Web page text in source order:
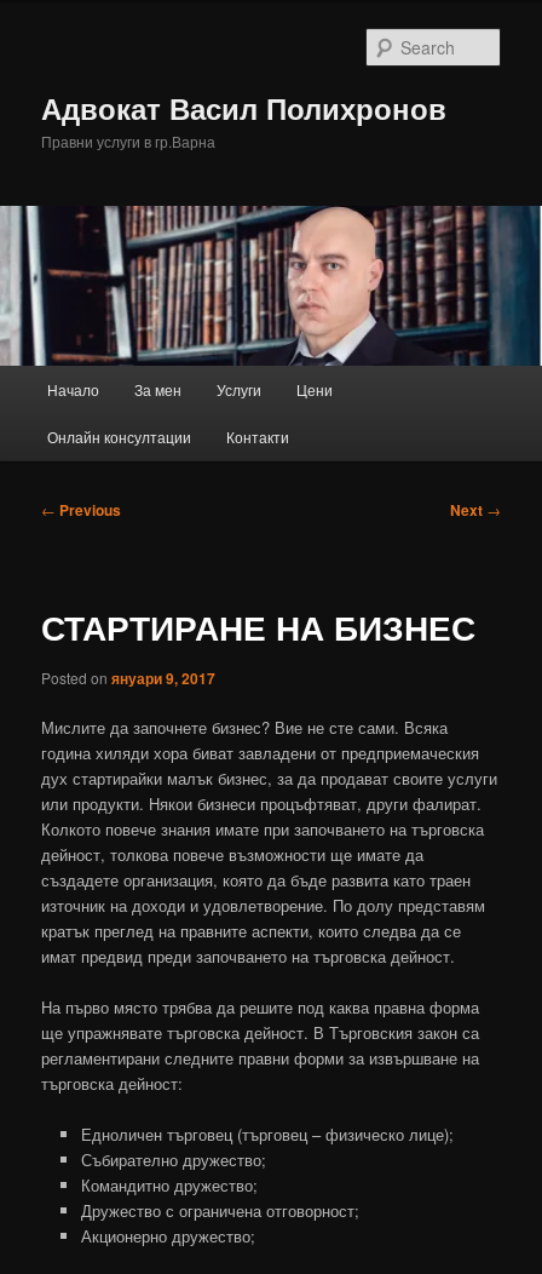
Адвокат Васил Полихронов
Правни услуги в гр.Варна
Начало За мен Услуги Цени
Онлайн консултации Контакти
Post
← Previous Next →
СТАРТИРАНЕ НА БИЗНЕС
Posted onянуари 9, 2017
Мислите да започнете бизнес? Вие не сте сами. Всяка
година хиляди хора биват завладени от предприемаческия
дух стартирайки малък бизнес, за да продават своите услуги
или продукти. Някои бизнеси процъфтяват, други фалират.
Колкото повече знания имате при започването на търговска
дейност, толкова повече възможности ще имате да
създадете организация, която да бъде развита като траен
източник на доходи и удовлетворение. По долу представям
кратък преглед на правните аспекти, които следва да се
имат предвид преди започването на търговска дейност.
На първо място трябва да решите под каква правна форма
ще упражнявате търговска дейност. В Търговския закон са
регламентирани следните правни форми за извършване на
търговска дейност:
Едноличен търговец (търговец – физическо лице);
Събирателно дружество;
Командитно дружество;
Дружество с ограничена отговорност;
Акционерно дружество;